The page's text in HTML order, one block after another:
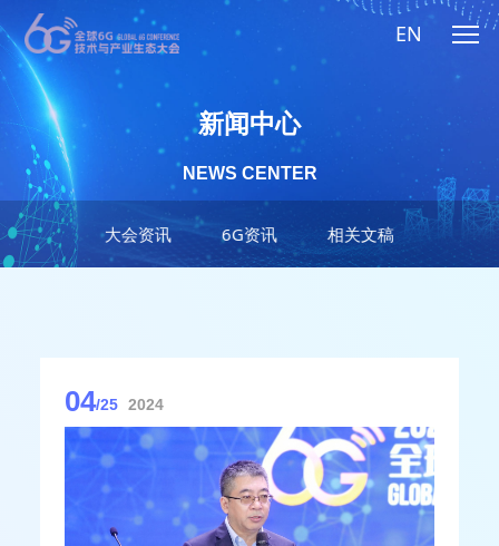
EN
大会资讯 6G资讯 相关文稿
新闻中心
NEWS CENTER
04/25 2024